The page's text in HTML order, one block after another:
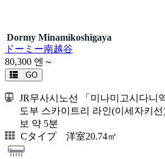
Dormy Minamikoshigaya
ドーミー南越谷
80,300 엔～
GO
JR무사시노선 「미나미고시다니
도부 스카이트리 라인(이세자키
보 약 5분
Cタイプ 洋室20.74㎡